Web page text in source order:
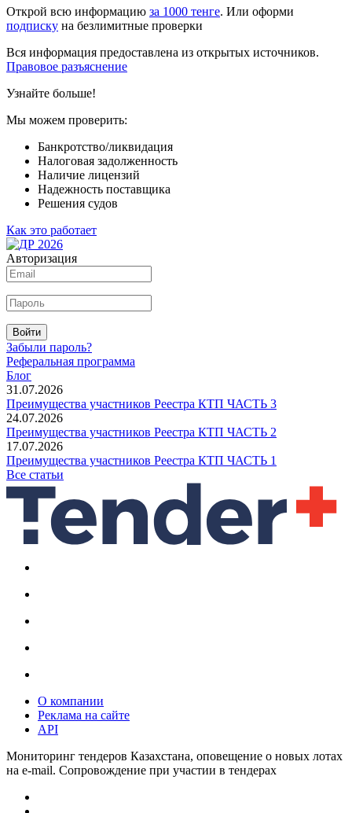
Открой всю информацию за 1000 тенге. Или оформи
подписку на безлимитные проверки
Вся информация предоставлена из открытых источников.
Правовое разъяснение
Узнайте больше!
Мы можем проверить:
Банкротство/ликвидация
Налоговая задолженность
Наличие лицензий
Надежность поставщика
Решения судов
Как это работает
Авторизация
Войти
Забыли пароль?
Реферальная программа
Блог
31.07.2026
Преимущества участников Реестра КТП ЧАСТЬ 3
24.07.2026
Преимущества участников Реестра КТП ЧАСТЬ 2
17.07.2026
Преимущества участников Реестра КТП ЧАСТЬ 1
Все статьи
О компании
Реклама на сайте
API
Мониторинг тендеров Казахстана, оповещение о новых лотах
на e-mail. Сопровождение при участии в тендерах